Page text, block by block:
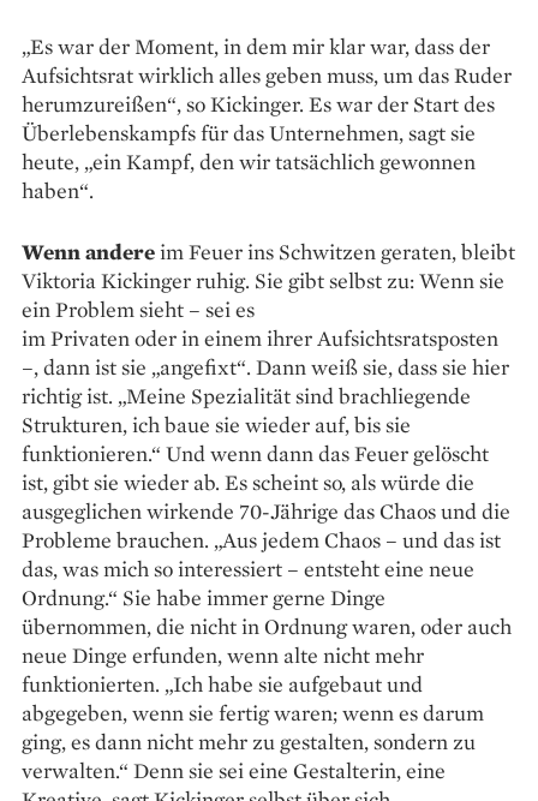
„Es war der Moment, in dem mir klar war, dass der
Aufsichtsrat wirklich alles geben muss, um das Ruder
herumzureißen“, so Kickinger. Es war der Start des
Über­lebenskampfs für das Unternehmen, sagt sie
heute, „ein Kampf, den wir tatsächlich gewonnen
haben“.
Wenn andereim Feuer ins Schwitzen geraten, bleibt
Viktoria Kickinger ruhig. Sie gibt selbst zu: Wenn sie
ein Problem sieht – sei es
im Privaten oder in einem ihrer Aufsichtsratsposten
–, dann ist sie „angefixt“. Dann weiß sie, dass sie hier
richtig ist. „Meine Spezialität sind brachliegende
Strukturen, ich baue sie wieder auf, bis sie
funktionieren.“ Und wenn dann das Feuer gelöscht
ist, gibt sie wieder ab. Es scheint so, als würde die
ausge­glichen wirkende 70-Jährige das Chaos und die
Probleme brauchen. „Aus jedem Chaos – und das ist
das, was mich so interessiert – entsteht eine neue
Ordnung.“ Sie habe immer gerne Dinge
übernommen, die nicht in Ordnung waren, oder auch
neue Dinge erfunden, wenn alte nicht mehr
funktionierten. „Ich habe sie aufgebaut und
abgegeben, wenn sie fertig waren; wenn es darum
ging, es dann nicht mehr zu gestalten, sondern zu
verwalten.“ Denn sie sei eine Gestalterin, eine